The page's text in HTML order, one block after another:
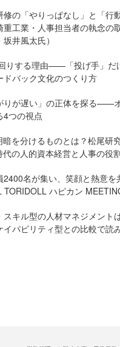
修の「やりっぱなし」と「行
重工業・人事担当者の執念の
井風太氏）
りする理由——「投げ手」だ
ドバック文化のつくり方
りが遅い」の正体を探る——
4つの視点
暗を分けるものとは？松尾研
の人的資本経営と人事の役割
2400名が集い、笑顔と熱意を
ハピカン
スキル型の人材マネジメント
パビリティ型との比較で読